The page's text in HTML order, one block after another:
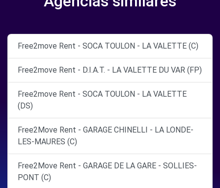
Free2move Rent - SOCA TOULON - LA VALETTE (C)
Free2move Rent - D.I.A.T. - LA VALETTE DU VAR (FP)
Free2move Rent - SOCA TOULON - LA VALETTE
(DS)
Free2Move Rent - GARAGE CHINELLI - LA LONDE-
LES-MAURES (C)
Free2Move Rent - GARAGE DE LA GARE - SOLLIES-
PONT (C)